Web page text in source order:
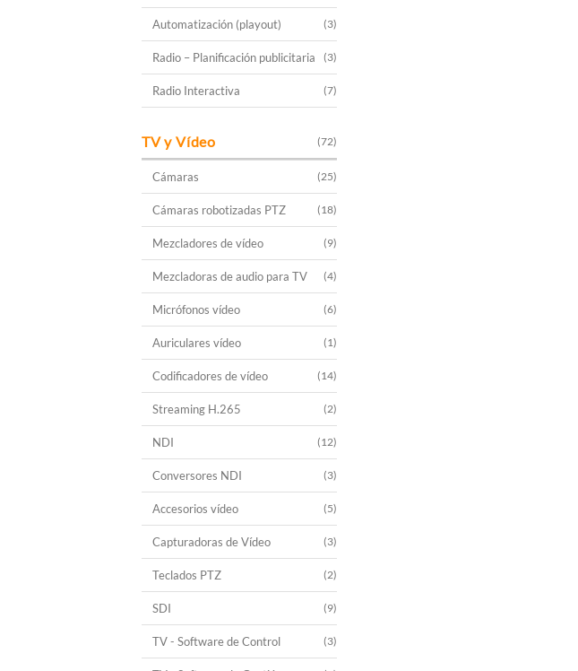
Automatización (playout) (3)
Radio – Planificación publicitaria (3)
Radio Interactiva (7)
TV y Vídeo (72)
Cámaras (25)
Cámaras robotizadas PTZ (18)
Mezcladores de vídeo (9)
Mezcladoras de audio para TV (4)
Micrófonos vídeo (6)
Auriculares vídeo (1)
Codificadores de vídeo (14)
Streaming H.265 (2)
NDI (12)
Conversores NDI (3)
Accesorios vídeo (5)
Capturadoras de Vídeo (3)
Teclados PTZ (2)
SDI (9)
TV - Software de Control (3)